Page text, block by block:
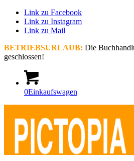
Link zu Facebook
Link zu Instagram
Link zu Mail
BETRIEBSURLAUB: Die
geschlossen!
0Einkaufswagen